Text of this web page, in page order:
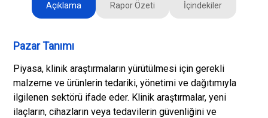
Açıklama Rapor Özeti İçindekiler
Pazar Tanımı
Piyasa, klinik araştırmaların yürütülmesi için gerekli
malzeme ve ürünlerin tedariki, yönetimi ve dağıtımıyla
ilgilenen sektörü ifade eder. Klinik araştırmalar, yeni
ilaçların, cihazların veya tedavilerin güvenliğini ve